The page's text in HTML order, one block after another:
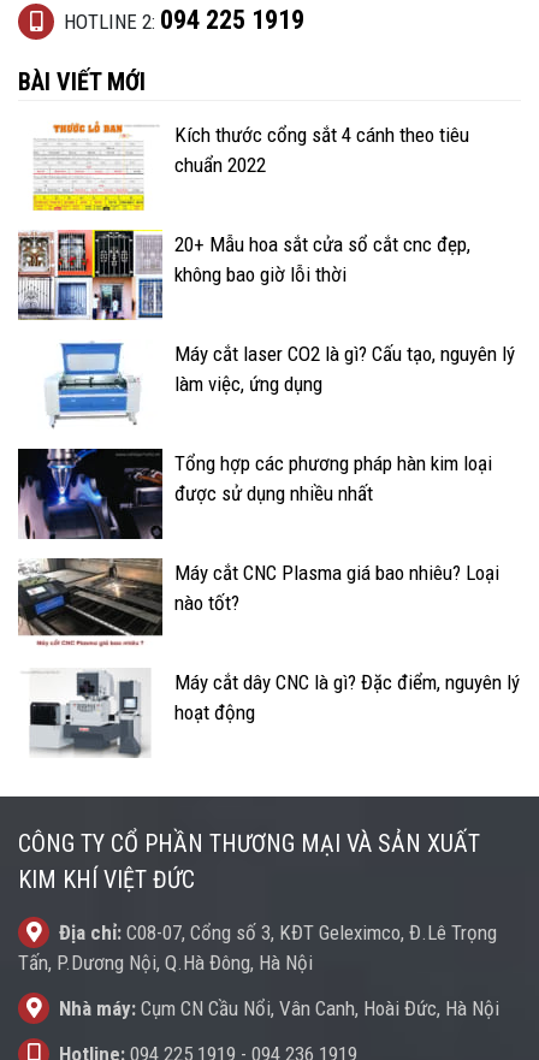
HOTLINE 2: 094 225 1919
BÀI VIẾT MỚI
Kích thước cổng sắt 4 cánh theo tiêu
chuẩn 2022
20+ Mẫu hoa sắt cửa sổ cắt cnc đẹp,
không bao giờ lỗi thời
Máy cắt laser CO2 là gì? Cấu tạo, nguyên lý
làm việc, ứng dụng
Tổng hợp các phương pháp hàn kim loại
được sử dụng nhiều nhất
Máy cắt CNC Plasma giá bao nhiêu? Loại
nào tốt?
Máy cắt dây CNC là gì? Đặc điểm, nguyên lý
hoạt động
CÔNG TY CỔ PHẦN THƯƠNG MẠI VÀ SẢN XUẤT
KIM KHÍ VIỆT ĐỨC
Địa chỉ: C08-07, Cổng số 3, KĐT Geleximco, Đ.Lê Trọng
Tấn, P.Dương Nội, Q.Hà Đông, Hà Nội
Nhà máy: Cụm CN Cầu Nổi, Vân Canh, Hoài Đức, Hà Nội
Hotline: 094 225 1919 - 094 236 1919